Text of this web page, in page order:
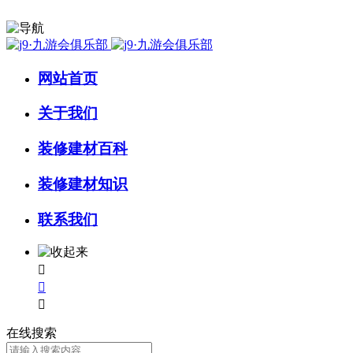
网站首页
关于我们
装修建材百科
装修建材知识
联系我们



在线搜索